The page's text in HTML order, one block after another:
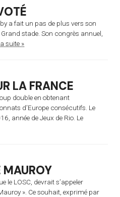
a fait un pas de plus vers son
stade. Son congrès annuel,
suite »
LA FRANCE
double en obtenant
d’Europe consécutifs. Le
année de Jeux de Rio. Le
MAUROY
le LOSC, devrait s’appeler
». Ce souhait, exprimé par